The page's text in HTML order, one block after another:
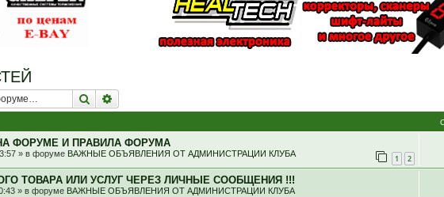
Поиск
ФОРУМЕ И ПРАВИЛА ФОРУМА
» в форуме ВАЖНЫЕ ОБЪЯВЛЕНИЯ ОТ АДМИНИСТРАЦИИ КЛУБА 1 2
ТОВАРА ИЛИ УСЛУГ ЧЕРЕЗ ЛИЧНЫЕ СООБЩЕНИЯ !!!
» в форуме ВАЖНЫЕ ОБЪЯВЛЕНИЯ ОТ АДМИНИСТРАЦИИ КЛУБА